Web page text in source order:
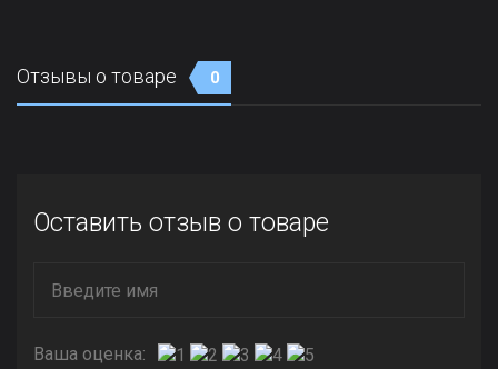
Отзывы о товаре 0
Оставить отзыв о товаре
Ваша оценка: